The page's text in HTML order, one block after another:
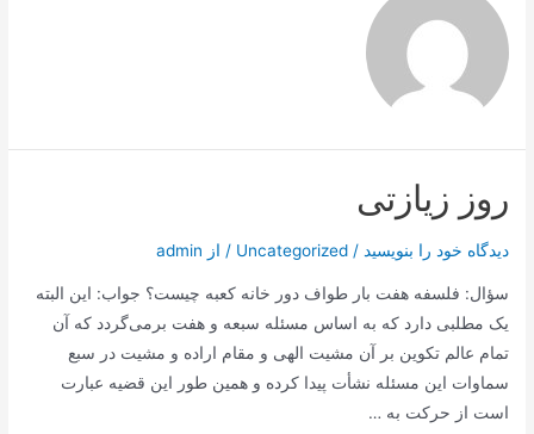
روز زیازتی
دیدگاه‌ خود را بنویسید /
Uncategorized / از admin
سؤال: فلسفه هفت بار طواف دور خانه کعبه چیست؟ جواب: این البته
یک مطلبی دارد که به اساس مسئله سبعه و هفت برمی‌گردد که آن
تمام عالم تکوین بر آن مشیت الهی و مقام اراده و مشیت در سبع
سماوات این مسئله نشأت پیدا کرده و همین طور این قضیه عبارت
است از حرکت به …